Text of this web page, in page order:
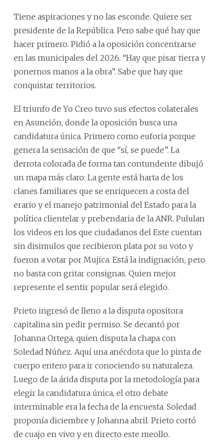
Tiene aspiraciones y no las esconde. Quiere ser
presidente de la República. Pero sabe qué hay que
hacer primero. Pidió a la oposición concentrarse
en las municipales del 2026. “Hay que pisar tierra y
ponernos manos a la obra”. Sabe que hay que
conquistar territorios.
El triunfo de Yo Creo tuvo sus efectos colaterales
en Asunción, donde la oposición busca una
candidatura única. Primero como euforia porque
genera la sensación de que “sí, se puede”. La
derrota colorada de forma tan contundente dibujó
un mapa más claro: La gente está harta de los
clanes familiares que se enriquecen a costa del
erario y el manejo patrimonial del Estado para la
política clientelar y prebendaria de la ANR. Pululan
los videos en los que ciudadanos del Este cuentan
sin disimulos que recibieron plata por su voto y
fueron a votar por Mujica. Está la indignación, pero
no basta con gritar consignas. Quien mejor
represente el sentir popular será elegido.
Prieto ingresó de lleno a la disputa opositora
capitalina sin pedir permiso. Se decantó por
Johanna Ortega, quien disputa la chapa con
Soledad Núñez. Aquí una anécdota que lo pinta de
cuerpo entero para ir conociendo su naturaleza.
Luego de la árida disputa por la metodología para
elegir la candidatura única, el otro debate
interminable era la fecha de la encuesta. Soledad
proponía diciembre y Johanna abril. Prieto cortó
de cuajo en vivo y en directo este meollo.